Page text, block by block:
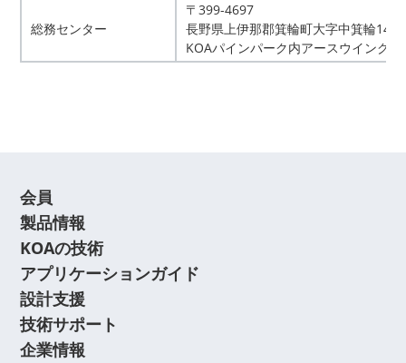
総務センター
〒399-4697
長野県上伊那郡箕輪町大字中箕輪
KOAパインパーク内アースウイング
会員
製品情報
KOAの技術
アプリケーションガイド
設計支援
技術サポート
企業情報